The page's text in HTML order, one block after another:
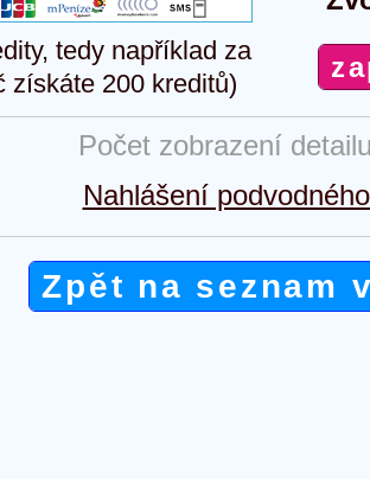
tedy například za
získáte 200 kreditů)
Počet zobrazení
Nahlášení
Zpět na seznam